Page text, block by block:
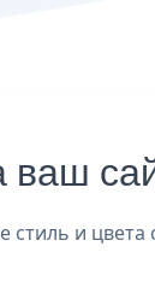
и